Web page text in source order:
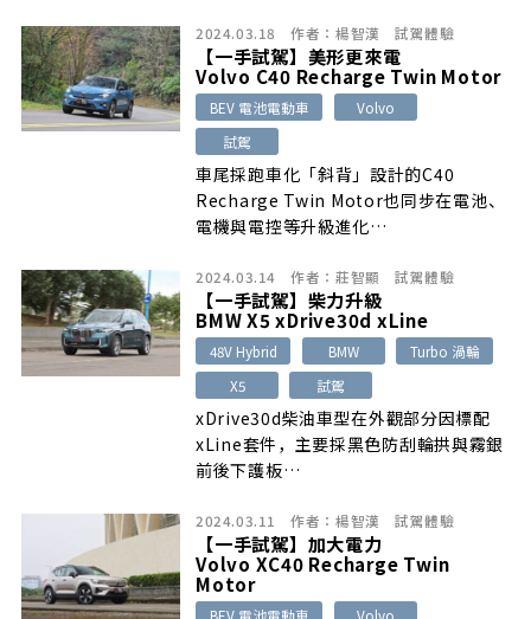
部由國內Luxgen所自製量產的首部純電
休旅車n⁷，不僅以具競爭力的價格殺入國
內電動車市場，在算是討喜的外型之下，
還有表現相當出色的配備、乘載空間、
Lv.2安全科技以及505km的續航力，再
加上電動車該有的凌厲加速性以及令人頗
為刮目相看的動態操控表現…
2024.03.18 作者： 楊智漢 試駕體驗
【一手試駕】美形更來電
Volvo C40 Recharge Twin Motor
BEV 電池電動車
Volvo
試駕
車尾採跑車化「斜背」設計的C40
Recharge Twin Motor也同步在電池、
電機與電控等升級進化…
2024.03.14 作者： 莊智顯 試駕體驗
【一手試駕】柴力升級
BMW X5 xDrive30d xLine
48V Hybrid BMW
Turbo 渦輪
X5
試駕
xDrive30d柴油車型在外觀部分因標配
xLine套件，主要採黑色防刮輪拱與霧銀
前後下護板…
2024.03.11 作者： 楊智漢 試駕體驗
【一手試駕】加大電力
Volvo XC40 Recharge Twin
Motor